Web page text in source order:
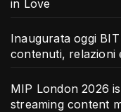
in Love
Inaugurata oggi
contenuti, relazioni
MIP London 2026
streaming content